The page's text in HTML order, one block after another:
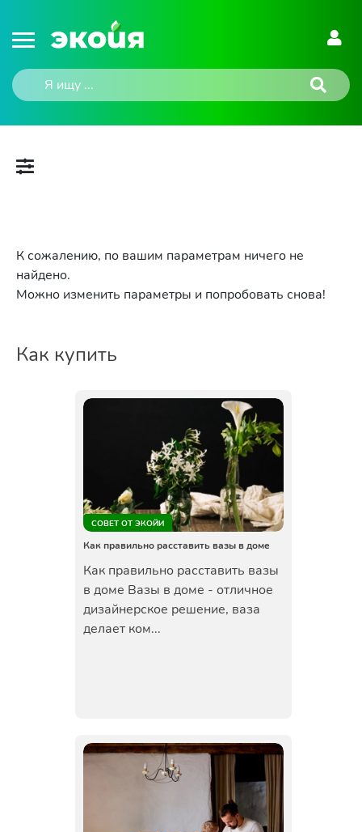
К сожалению, по вашим параметрам ничего не
найдено.
Можно изменить параметры и попробовать снова!
Как купить
СОВЕТ ОТ ЭКОЙИ
Как правильно расставить вазы в доме
Как правильно расставить вазы
в доме Вазы в доме - отличное
дизайнерское решение, ваза
делает ком...